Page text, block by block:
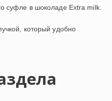
суфле в шоколаде Extra milk.
который удобно